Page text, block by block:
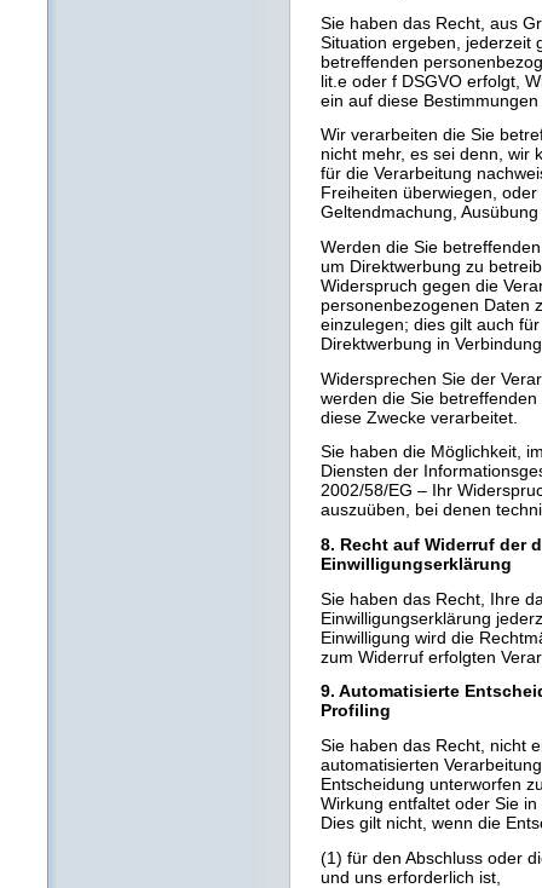
Sie haben das Recht, aus
Situation ergeben, jederzeit
betreffenden
lit.e oder f DSGVO erfolgt,
ein auf diese
Wir verarbeiten die Sie
nicht mehr, es sei denn, wir
für die Verarbeitung
Freiheiten überwiegen,
Geltendmachung,
Werden die Sie
um Direktwerbung zu
Widerspruch gegen die
personenbezogenen Daten
einzulegen; dies gilt auch
Direktwerbung in
Widersprechen Sie der
werden die Sie
diese Zwecke verarbeitet.
Sie haben die Möglichkeit,
Diensten der
2002/58/EG – Ihr
auszuüben, bei denen
8. Recht auf Widerruf der
Einwilligungserklärung
Sie haben das Recht, Ihre
Einwilligungserklärung
Einwilligung wird die
zum Widerruf erfolgten
9. Automatisierte
Profiling
Sie haben das Recht, nicht
automatisierten
Entscheidung unterworfen
Wirkung entfaltet oder Sie
Dies gilt nicht, wenn die
(1) für den Abschluss oder
und uns erforderlich ist,